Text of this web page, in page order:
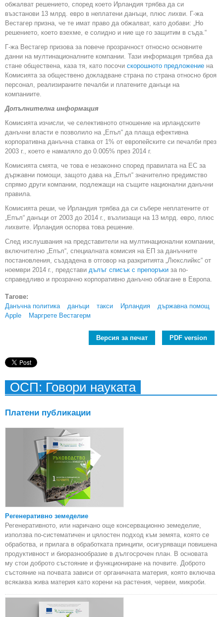
обжалват решението, според което Ирландия трябва да си
възстанови 13 млрд. евро в неплатени данъци, плюс лихви. Г-жа
Вестагер призна, че те имат право да обжалват, като добави: „Но
решението, което взехме, е солидно и ние ще го защитим в съда.“
Г-жа Вестагер призова за повече прозрачност относно основните
данни на мултинационалните компании. Тази информация трябва да
стане обществена, каза тя, като посочи скорошното предложение на
Комисията за обществено докладване страна по страна относно броя
персонал, реализираните печалби и платените данъци на
компаниите.
Допълнителна информация
Комисията изчисли, че селективното отношение на ирландските
данъчни власти е позволило на „Епъл“ да плаща ефективна
корпоративна данъчна ставка от 1% от европейските си печалби през
2003 г., което е намаляло до 0.005% през 2014 г.
Комисията смята, че това е незаконно според правилата на ЕС за
държавни помощи, защото дава на „Епъл“ значително предимство
спрямо други компании, подлежащи на същите национални данъчни
правила.
Комисията реши, че Ирландия трябва да си събере неплатените от
„Епъл“ данъци от 2003 до 2014 г., възлизащи на 13 млрд. евро, плюс
лихвите. Ирландия оспорва това решение.
След изслушвания на представители на мултинационални компании,
включително „Епъл“, специалната комисия на ЕП за данъчните
постановления, създадена в отговор на разкритията „Люкслийкс“ от
ноември 2014 г., представи дълъг списък с препоръки за по-
справедливо и прозрачно корпоративно данъчно облагане в Европа.
Тагове:
Данъчна политика
данъци такси Ирландия
държавна помощ
Apple
Маргрете Вестагерм
Версия за печат PDF version
ОСП: Говори науката
Платени публикации
Регенеративно земеделие
Регенеративното, или наричано още консервационно земеделие,
използва по-систематичен и цялостен подход към земята, която се
обработва, и прилага в обработката принципи, осигуряващи повишена
продуктивност и биоразнообразие в дългосрочен план. В основата
му стои доброто състояние и функциониране на почвите. Доброто
състояние на почвата зависи от органичната материя, която включва
всякаква жива материя като корени на растения, червеи, микроби.